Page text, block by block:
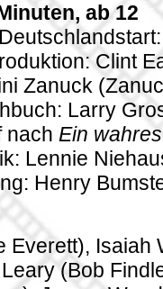
ab 12
Clint
Zanuck
Larry
nach Ein
Lennie
Henry
Everett), Isaiah
(Bob